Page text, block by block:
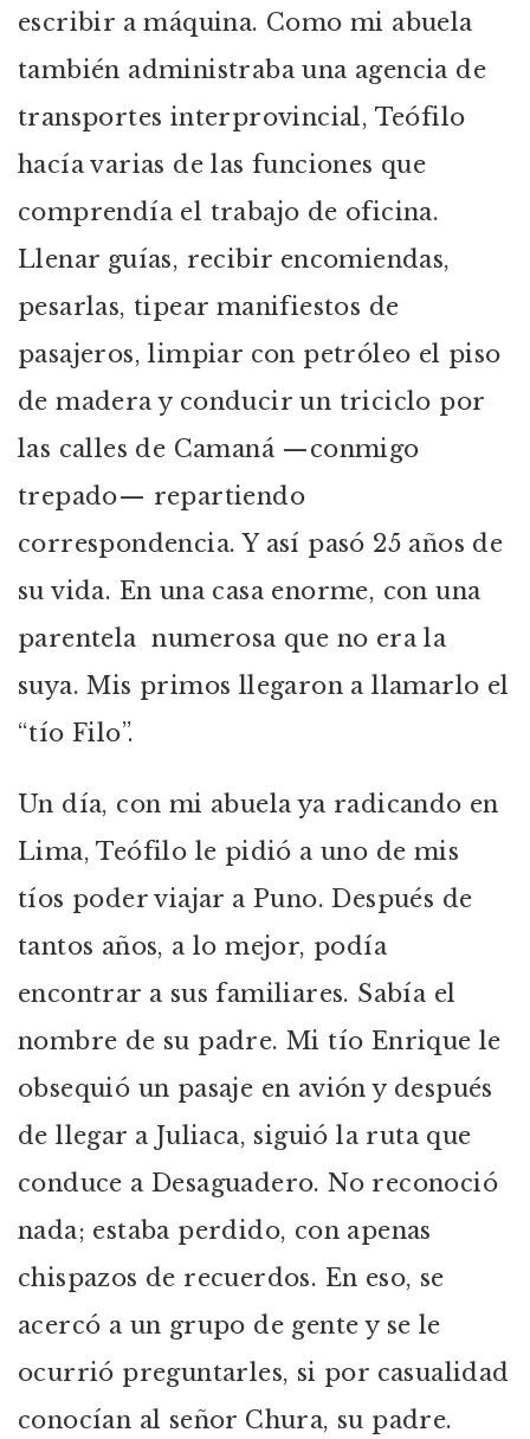
escribir a máquina. Como mi abuela
también administraba una agencia de
transportes interprovincial, Teófilo
hacía varias de las funciones que
comprendía el trabajo de oficina.
Llenar guías, recibir encomiendas,
pesarlas, tipear manifiestos de
pasajeros, limpiar con petróleo el piso
de madera y conducir un triciclo por
las calles de Camaná —conmigo
trepado— repartiendo
correspondencia. Y así pasó 25 años de
su vida. En una casa enorme, con una
parentela numerosa que no era la
suya. Mis primos llegaron a llamarlo el
“tío Filo”.
Un día, con mi abuela ya radicando en
Lima, Teófilo le pidió a uno de mis
tíos poder viajar a Puno. Después de
tantos años, a lo mejor, podía
encontrar a sus familiares. Sabía el
nombre de su padre. Mi tío Enrique le
obsequió un pasaje en avión y después
de llegar a Juliaca, siguió la ruta que
conduce a Desaguadero. No reconoció
nada; estaba perdido, con apenas
chispazos de recuerdos. En eso, se
acercó a un grupo de gente y se le
ocurrió preguntarles, si por casualidad
conocían al señor Chura, su padre.